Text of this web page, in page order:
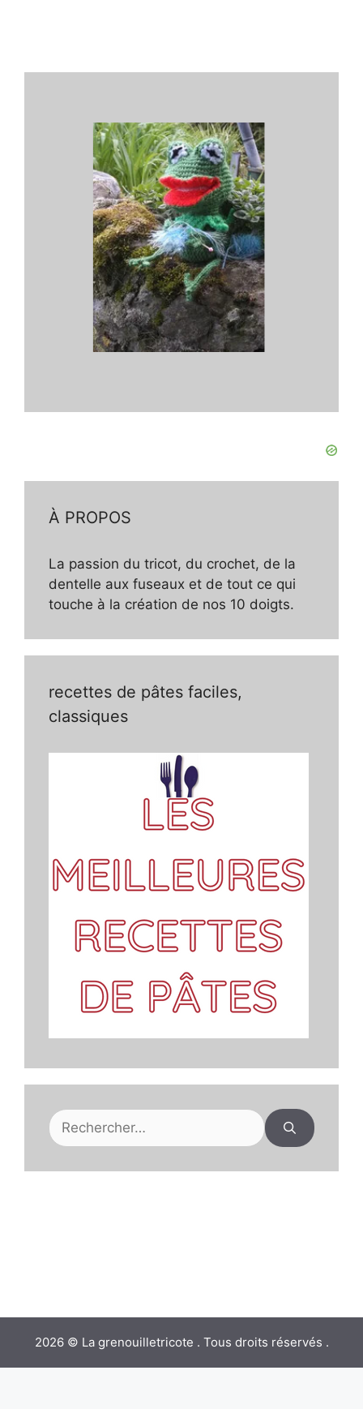
À PROPOS
La passion du tricot, du crochet, de la
dentelle aux fuseaux et de tout ce qui
touche à la création de nos 10 doigts.
recettes de pâtes faciles,
classiques
Rechercher :
2026 © La grenouilletricote . Tous droits réservés .